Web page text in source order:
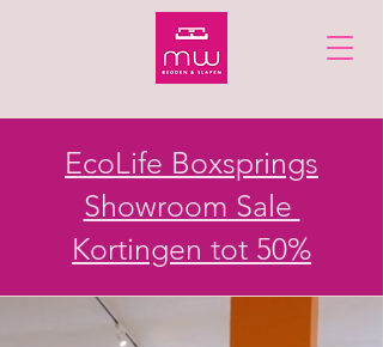
EcoLife Boxsprings
Showroom Sale
Kortingen tot 50%